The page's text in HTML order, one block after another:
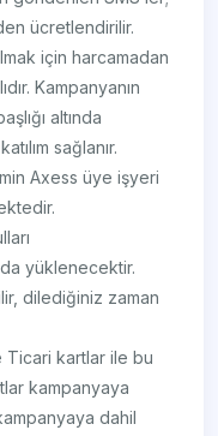
ücretlendirilir.
için harcamadan
Kampanyanın
altında
sağlanır.
Axess üye işyeri
yüklenecektir.
dilediğiniz zaman
Ticari kartlar ile bu
kampanyaya
dahil